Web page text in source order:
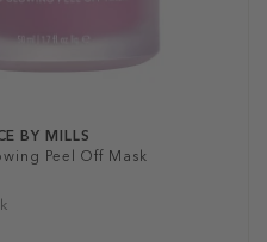
BY MILLS
Peel Off Mask